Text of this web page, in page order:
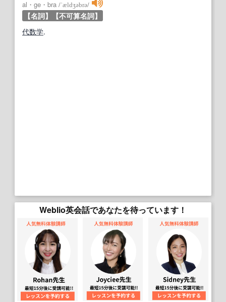
al・ge・bra /ˈældʒəbrə/
【名詞】
【不可算名詞】
代数学.
Weblio英会話であなたを待っています！